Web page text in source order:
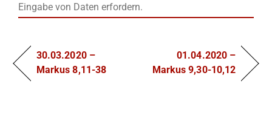
Eingabe von Daten erfordern.
30.03.2020 –
Markus 8,11-38
01.04.2020 –
Markus 9,30-10,12